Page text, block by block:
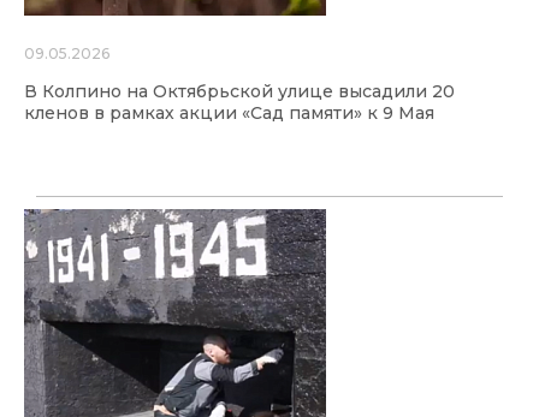
09.05.2026
В Колпино на Октябрьской улице высадили 20
кленов в рамках акции «Сад памяти» к 9 Мая